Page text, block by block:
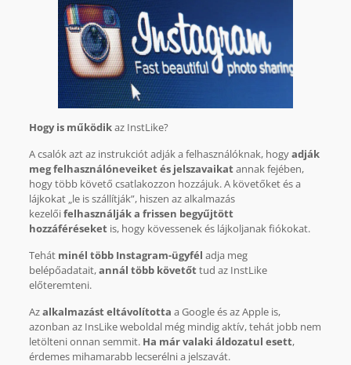
Hogy is működikaz InstLike?
A csalók azt az instrukciót adják a felhasználóknak, hogyadják
meg felhasználóneveiket és jelszavaikatannak fejében,
hogy több követő csatlakozzon hozzájuk. A követőket és a
lájkokat „le is szállítják”, hiszen az alkalmazás
kezelőifelhasználják a frissen begyűjtött
hozzáféréseketis, hogy kövessenek és lájkoljanak fiókokat.
Tehát minél több Instagram-ügyfél adja meg
belépőadatait,annál több követőttud az InstLike
előteremteni.
Azalkalmazást eltávolította a Google és az Apple is,
azonban az InsLike weboldal még mindig aktív, tehát jobb nem
letölteni onnan semmit. Ha már valaki áldozatul esett,
érdemes mihamarabb lecserélni a jelszavát.